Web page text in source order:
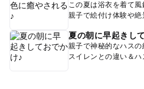
この夏は浴衣を着て風
親子で絵付け体験や絶
夏の朝に早起きし
親子で神秘的なハスの
スイレンとの違い＆ハ